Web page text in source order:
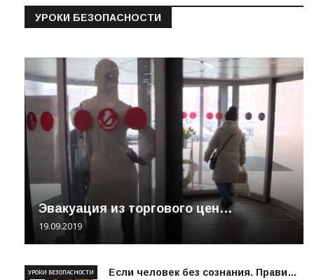
УРОКИ БЕЗОПАСНОСТИ
Эвакуация из торгового цен…
19.09.2019
Если человек без сознания. Прави…
УРОКИ БЕЗОПАСНОСТИ